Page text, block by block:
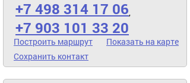
+7 498 314 17 06,
+7 903 101 33 20
Построить маршрут
Показать на карте
Сохранить контакт